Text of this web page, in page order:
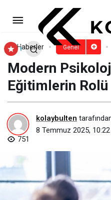
Haberler Genel
Modern
Eğitimlerin Rolü
kolaybulten
8 Temmuz 2025, 10:22
751
Cilt
YazınYorum Yap